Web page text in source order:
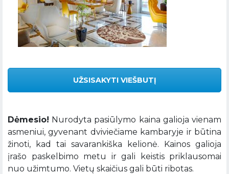
UŽSISAKYTI VIEŠBUTĮ
Dėmesio! Nurodyta pasiūlymo kaina galioja vienam
asmeniui, gyvenant dviviečiame kambaryje ir būtina
žinoti, kad tai savarankiška kelionė. Kainos galioja
įrašo paskelbimo metu ir gali keistis priklausomai
nuo užimtumo. Vietų skaičius gali būti ribotas.